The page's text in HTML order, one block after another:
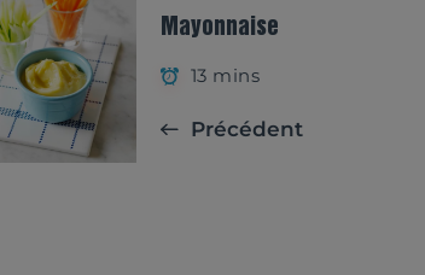
Mayonnaise
13 mins
Précédent